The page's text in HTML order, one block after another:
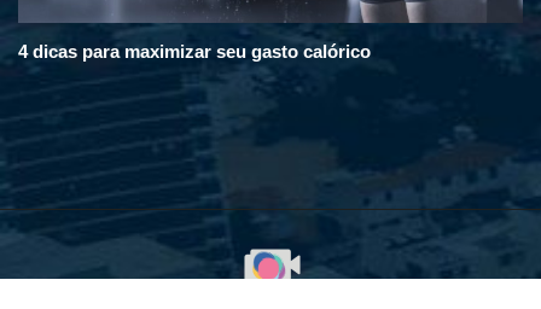
4 dicas para maximizar seu gasto calórico